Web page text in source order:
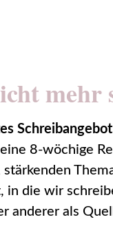
mehr
Schreibangebot
8-wöchige
die wir
anderer als